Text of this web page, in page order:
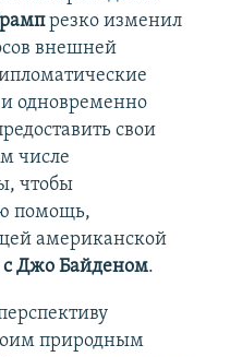
резко изменил
внешней
одновременно
свои
числе
чтобы
помощь,
американской
с Джо Байденом.
природным